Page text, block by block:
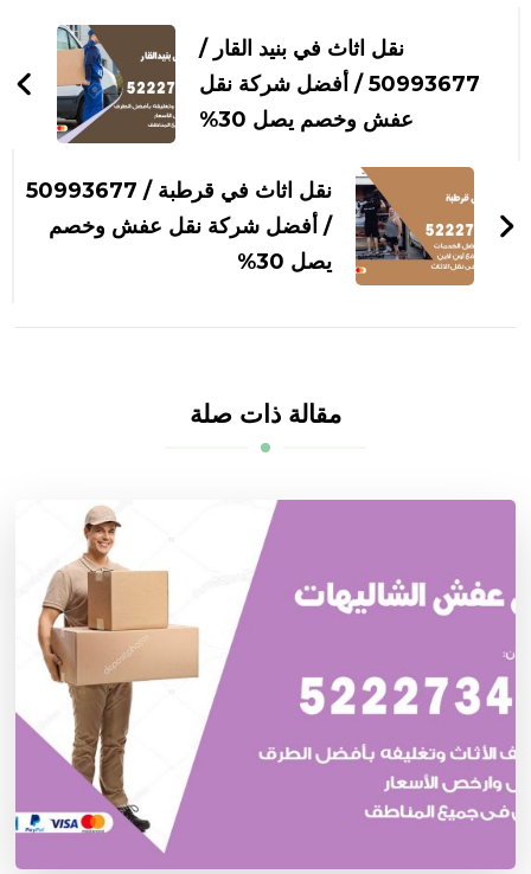
التدوينات
نقل اثاث في بنيد القار /
50993677 / أفضل شركة نقل
عفش وخصم يصل 30%
نقل اثاث في قرطبة / 50993677
/ أفضل شركة نقل عفش وخصم
يصل 30%
مقالة ذات صلة